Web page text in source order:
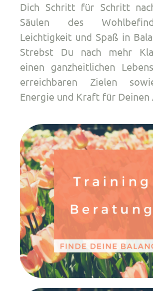
Dich Schritt für Schritt
Säulen des
Leichtigkeit und Spaß in
Strebst Du nach mehr
einen ganzheitlichen
erreichbaren Zielen
Energie und Kraft für Deinen